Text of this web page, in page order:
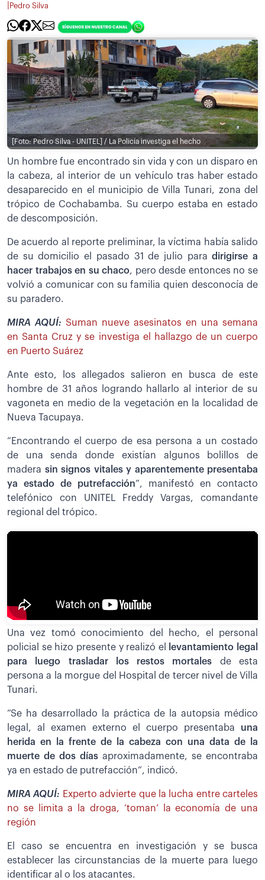
Pedro Silva
[Foto: Pedro Silva - UNITEL] / La Policía investiga el hecho
Un hombre fue encontrado sin vida y con un disparo en
la cabeza, al interior de un vehículo tras haber estado
desaparecido en el municipio de Villa Tunari, zona del
trópico de Cochabamba. Su cuerpo estaba en estado
de descomposición.
De acuerdo al reporte preliminar, la víctima había salido
de su domicilio el pasado 31 de julio paradirigirse a
hacer trabajos en su chaco, pero desde entonces no se
volvió a comunicar con su familia quien desconocía de
su paradero.
MIRA AQUÍ: Suman nueve asesinatos en una semana
en Santa Cruz y se investiga el hallazgo de un cuerpo
en Puerto Suárez
Ante esto, los allegados salieron en busca de este
hombre de 31 años logrando hallarlo al interior de su
vagoneta en medio de la vegetación en la localidad de
Nueva Tacupaya.
“Encontrando el cuerpo de esa persona a un costado
de una senda donde existían algunos bolillos de
madera sin signos vitales y aparentemente presentaba
ya estado de putrefacción”, manifestó en contacto
telefónico con UNITEL Freddy Vargas, comandante
regional del trópico.
Una vez tomó conocimiento del hecho, el personal
policial se hizo presente y realizó el
levantamiento legal
para luego trasladar los restos mortales de esta
persona a la morgue del Hospital de tercer nivel de Villa
Tunari.
“Se ha desarrollado la práctica de la autopsia médico
legal, al examen externo el cuerpo presentaba una
herida en la frente de la cabeza con una data de la
muerte de dos días aproximadamente, se encontraba
ya en estado de putrefacción”, indicó.
MIRA AQUÍ: Experto advierte que la lucha entre carteles
no se limita a la droga, ‘toman’ la economía de una
región
El caso se encuentra en investigación y se busca
establecer las circunstancias de la muerte para luego
identificar al o los atacantes.